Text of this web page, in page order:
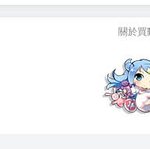
關於買